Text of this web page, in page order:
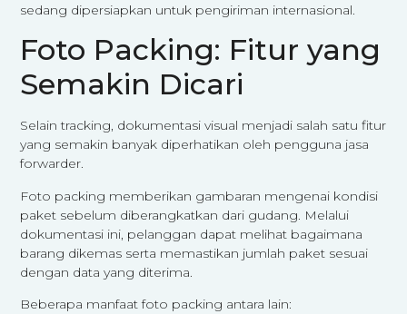
sedang dipersiapkan untuk pengiriman internasional.
Foto Packing: Fitur yang
Semakin Dicari
Selain tracking, dokumentasi visual menjadi salah satu fitur
yang semakin banyak diperhatikan oleh pengguna jasa
forwarder.
Foto packing memberikan gambaran mengenai kondisi
paket sebelum diberangkatkan dari gudang. Melalui
dokumentasi ini, pelanggan dapat melihat bagaimana
barang dikemas serta memastikan jumlah paket sesuai
dengan data yang diterima.
Beberapa manfaat foto packing antara lain: